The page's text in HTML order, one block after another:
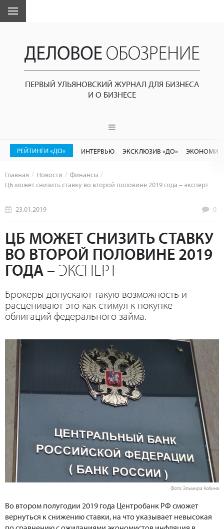
ПЕРВЫЙ УЛЬЯНОВСКИЙ ЖУРНАЛ ДЛЯ БИЗНЕСА
И О БИЗНЕСЕ
РЕЙТИНГИ «ДО» ИНТЕРВЬЮ ЭКСКЛЮЗИВ «ДО»
Главная Новости
Финансы
ЦБ может снизить ставку во второй половине 2019 года – эксперт
23.01.2019 0
ЦБ МОЖЕТ СНИЗИТЬ СТАВКУ
ВО ВТОРОЙ ПОЛОВИНЕ 2019
ГОДА – ЭКСПЕРТ
Брокеры допускают такую возможность и
расценивают это как стимул к покупке
облигаций федерального займа.
Фото: Эльмира Кобина
Во втором полугодии 2019 года Центробанк РФ сможет
вернуться к снижению ставки, на что указывает невысокая